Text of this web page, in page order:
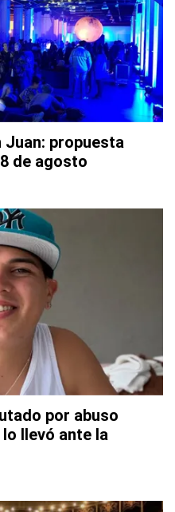
Juan: propuesta
de agosto
por abuso
llevó ante la